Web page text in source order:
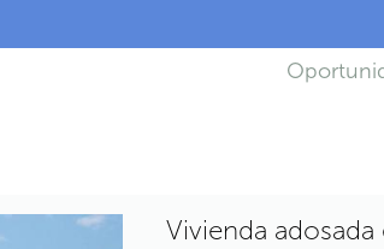
Vivienda